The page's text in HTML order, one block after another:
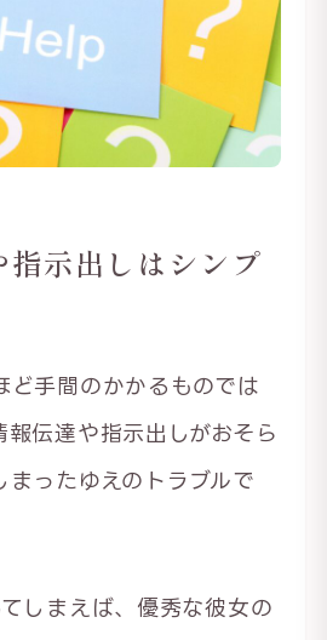
示出しはシンプ
ど手間のかかるものでは
報伝達や指示出しがおそら
まったゆえのトラブルで
しまえば、優秀な彼女の